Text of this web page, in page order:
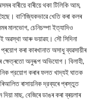
বাৰীয়ে বাৰীয়ে থকা টিলিকি আম,
বাণিজ্যিকভাৱে খেতি কৰা কলৰ
মালভোগ, চেনিচম্পা ইত্যাদিও
অৱস্থা আৰু ভয়াৱহ। সৌ সিদিনা
কৰা কাৰখানাত অসাধু ব্যৱসায়ীৰ
ক্ষেত্ৰতো অনুৰূপ অভিযোগ। বিলাহী,
প্রয়োগ কৰাৰ ফলত খাদ্যই ঘাতক
ৰাসায়নিক দ্রব্যৰে প্ৰস্তুত
মাছ, বেজিৰে ডাঙৰ কৰা ব্ৰয়লাৰ